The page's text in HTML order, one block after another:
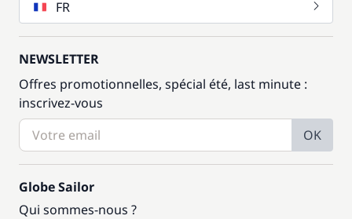
FR
NEWSLETTER
Offres promotionnelles, spécial été, last minute :
inscrivez-vous
OK
Globe Sailor
Qui sommes-nous ?